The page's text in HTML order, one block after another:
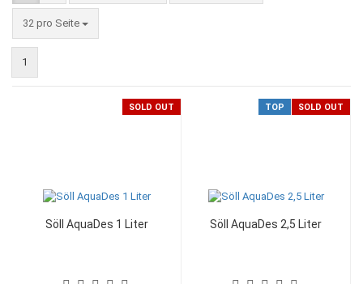
32 pro Seite
pro Seite
1
SOLD OUT
Söll AquaDes 1 Liter
TOP SOLD OUT
Söll AquaDes 2,5 Liter